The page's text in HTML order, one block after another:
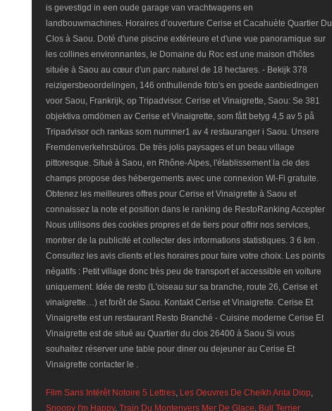
is gevestigd in een oude garage van vrachtwagens en
landbouwmachines. Horaires d’ouverture Cerise et Cacahuète Quartier Du
Clos à Saou. Doté d'une piscine extérieure et d'une vue panoramique sur
les collines environnantes, le Domaine du Roc est une maison d'hôtes
située à Saou au cœur d'un parc naturel de 18 hectares. - Bekijk 378
reizigersbeoordelingen, 146 onthullende foto's en goede aanbiedingen
voor Saou, Frankrijk, op Tripadvisor. Cerise et Vinaigrette, Saou: Se 381
objektiva omdömen av Cerise et Vinaigrette, som fått betyg 4,5 av 5 på
Tripadvisor och rankas som nummer1 av 4 restauranger i Saou. Unsere
Fremdenverkehrsbüros. De très jolis paysages et un beau village
pittoresque. Situé à Saou, en Rhône-Alpes, l'établissement la cle des
champs propose des hébergements avec une connexion Wi-Fi gratuite.
Obtenez les meilleures offres pour Cerise et Vinaigrette à Saou et
connaissez la note et position dans le ranking de RestoRanking Accepter
Nous utilisons des cookies propres et de tiers pour offrir nos services,
montrer de la publicité et collecter des informations statistiques. 3 6 km .
Consultez les avis clients et les horaires pour faire votre choix. Les points
négatifs : Petit village donc très peu de transport et accessible en voiture
uniquement. Idée de resto (L'oiseau sur sa branche, route 26, Cerise et
vinaigrette…) et forêt de Saou. Kontakt Cerise et Vinaigrette. Cerise Et
Vinaigrette est un restaurant Resto Branché - Cuisine moderne Cerise Et
Vinaigrette est de situé au Quartier du clos 26400 à Saou Si vous
souhaitez réserver une table pour diner ou dejeuner au Cerise Et
Vinaigrette contacter le .
Film Sans Intérêt Notoire 5 Lettres, Les Oeuvres De Cheikh Anta Diop,
Snoopy I'm Happy, Train Du Montenvers Mer De Glace, Bull Terrier